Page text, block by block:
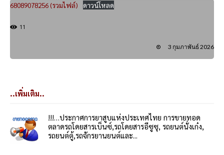
68089078256 (รวมไฟล์) ดาวน์โหลด
11
3 กุมภาพันธ์ 2026
..เพิ่มเติม..
!!!…ประกาศการยาสูบแห่งประเทศไทย การขายทอด
ตลาดรถโดยสารเบ็นซ์,รถโดยสารอีซูซุ, รถยนต์นั่งเก๋ง,
รถยนต์ตู้,รถจักรยานยนต์และ...